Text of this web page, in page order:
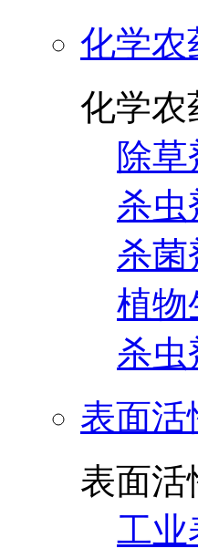
化学农
化学农
除草
杀虫
杀菌
植物
杀虫
表面活
表面活
工业